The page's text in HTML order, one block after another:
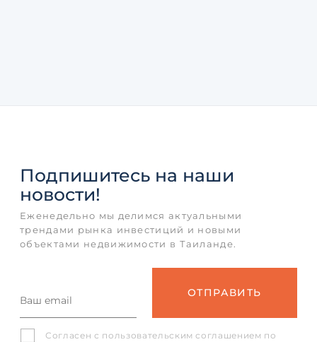
Подпишитесь на наши
новости!
Еженедельно мы делимся актуальными
трендами рынка инвестиций и новыми
объектами недвижимости в Таиланде.
Согласен с пользовательским соглашением по